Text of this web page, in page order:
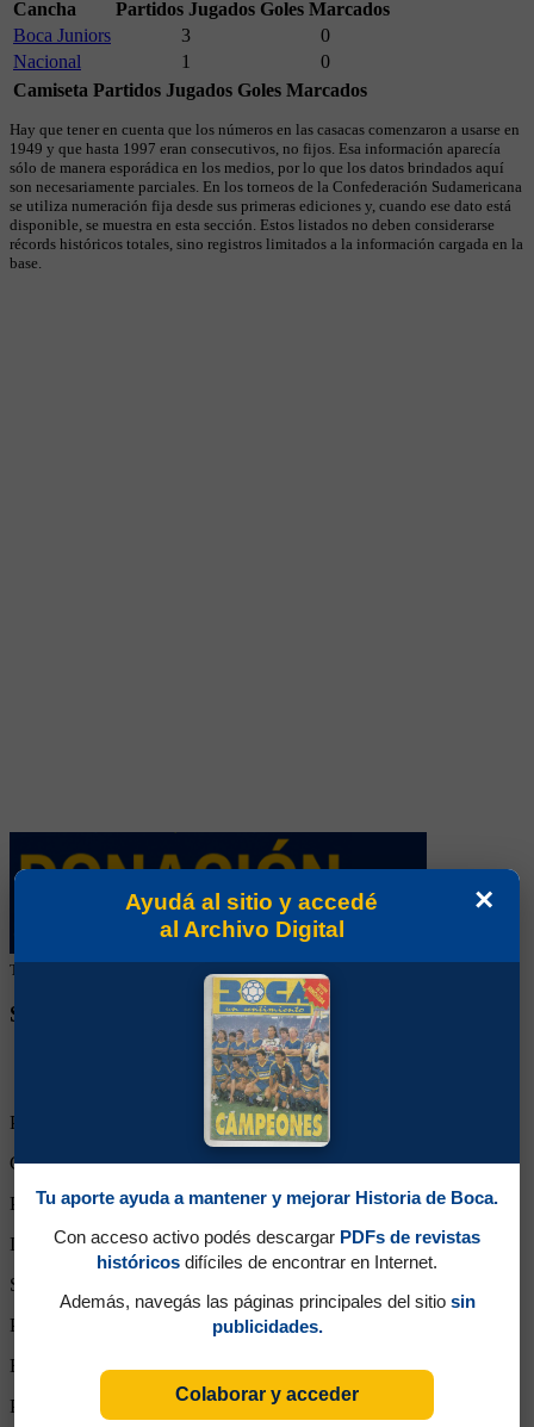
Cancha
Partidos Jugados Goles Marcados
Boca Juniors
3
0
Nacional
1
0
Camiseta Partidos Jugados Goles Marcados
Hay que tener en cuenta que los números en las casacas comenzaron a usarse en
1949 y que hasta 1997 eran consecutivos, no fijos. Esa información aparecía
sólo de manera esporádica en los medios, por lo que los datos brindados aquí
son necesariamente parciales. En los torneos de la Confederación Sudamericana
se utiliza numeración fija desde sus primeras ediciones y, cuando ese dato está
disponible, se muestra en esta sección. Estos listados no deben considerarse
récords históricos totales, sino registros limitados a la información cargada en la
base.
Tu colaboración ayuda a mantener este archivo histórico en línea
SEGUINOS EN REDES SOCIALES
Partidos Jugados:
Goles Convertidos:0 (0.00)
Partidos de titular:4
Ingresos desde el banco:0
Suplente:
Partidos completos:
Expulsiones:0
Partidos reemplazado:0
×
Ayudá al sitio y accedé
al Archivo Digital
Tu aporte ayuda a mantener y mejorar Historia de Boca.
Con acceso activo podés descargar PDFs de revistas
históricos difíciles de encontrar en Internet.
Además, navegás las páginas principales del sitio sin
publicidades.
Colaborar y acceder